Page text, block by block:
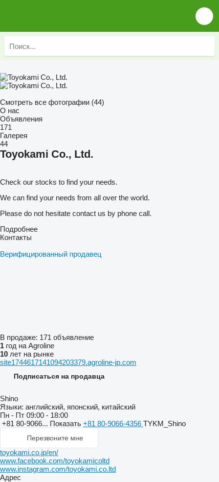
Смотреть все фотографии (44)
О нас
Объявления
171
Галерея
44
Toyokami Co., Ltd.
Check our stocks to find your needs.
We can find your needs from all over the world.
Please do not hesitate contact us by phone call.
Подробнее
Контакты
Верифицированный продавец
В продаже: 171 объявление
1 год на Agroline
10 лет на рынке
site1744617141094203379.agroline-jp.com
Подписаться на продавца
Shino
Языки: английский, японский, китайский
Пн - Пт 09:00 - 18:00
+81 80-9066... Показать +81 80-9066-4356 TYKM_Shino
Перезвоните мне
toyokami.co.jp/en/
www.facebook.com/toyokamicoltd
www.instagram.com/toyokami.co.ltd
Адрес